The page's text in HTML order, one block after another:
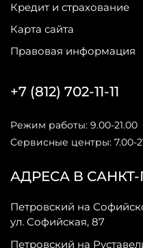
Кредит и страхование
Карта сайта
Правовая информация
АДРЕСА В
Петровский на
ул. Софийская, 87
Петровский на
+7 (812) 702-11-11
Режим работы: 9.00-21.00
Сервисные центры: 7.00-